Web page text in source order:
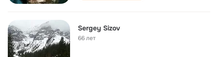
Sergey Sizov
66 лет